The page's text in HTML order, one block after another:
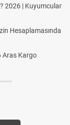
2026 | Kuyumcular
İzin Hesaplamasında
Aras Kargo